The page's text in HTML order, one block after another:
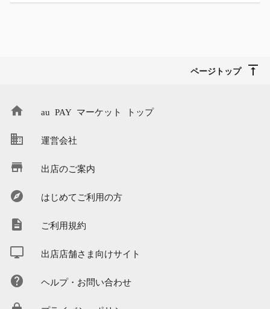
ページトップ
au PAY マーケット トップ
運営会社
出店のご案内
はじめてご利用の方
ご利用規約
出店店舗さま向けサイト
ヘルプ・お問い合わせ